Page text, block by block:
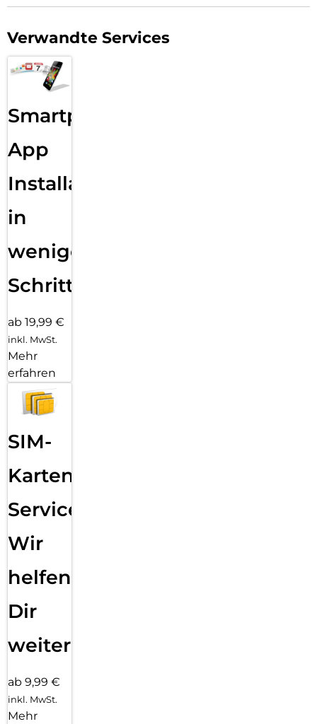
Verwandte Services
Smartphone
App
Installation
in
wenigen
Schritten
ab 19,99 €
inkl. MwSt.
Mehr
erfahren
SIM-
Karten
Service:
Wir
helfen
Dir
weiter
ab 9,99 €
inkl. MwSt.
Mehr